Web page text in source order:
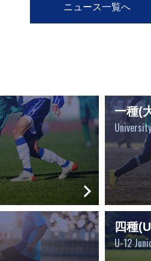
ニュース一覧へ
一種(
四種
U-12